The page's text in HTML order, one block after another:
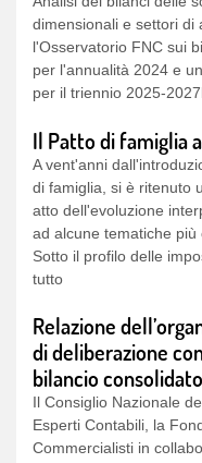
dimensionali e settori di
l'Osservatorio FNC sui
per l'annualità 2024 e
per il triennio 2025-
Il Patto di famiglia
A vent'anni
di famiglia, si è ritenuto
atto dell'evoluzione
ad alcune tematiche
Sotto il profilo delle
tutto
Relazione
di deliberazione
bilancio
Il Consiglio Nazionale
Esperti Contabili, la
Commercialisti in
Nazionale Certificatori